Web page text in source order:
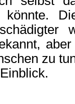
könnte.
zu